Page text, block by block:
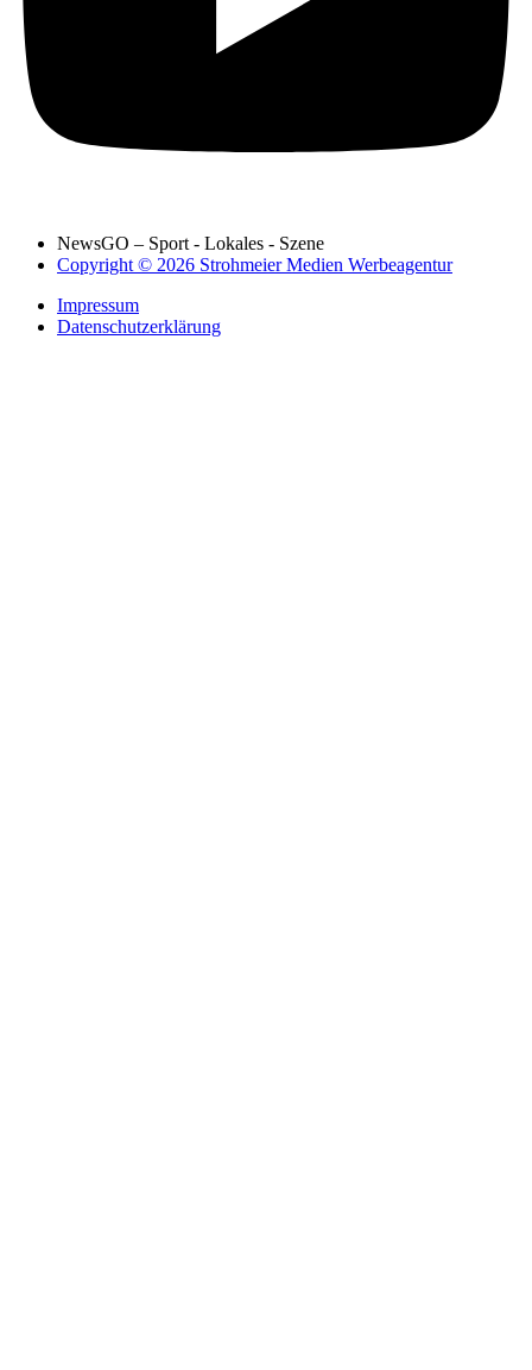
NewsGO – Sport - Lokales - Szene
Copyright © 2026 Strohmeier Medien Werbeagentur
Impressum
Datenschutzerklärung